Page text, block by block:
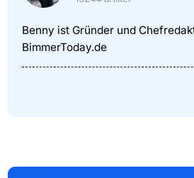
Benny ist Gründer und
BimmerToday.de